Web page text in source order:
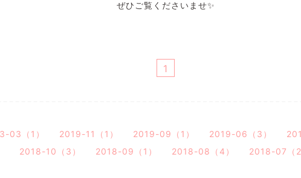
ぜひご覧くださいませ✨
1
03（1） 2019-11（1） 2019-09（1） 2019-06（3）
2018-10（3） 2018-09（1） 2018-08（4） 2018-07（